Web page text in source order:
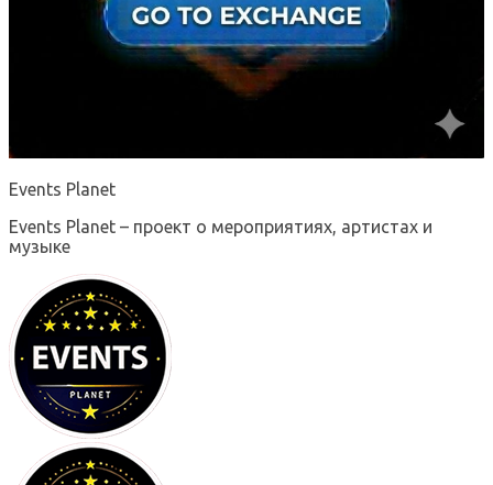
Events Planet
Events Planet – проект о мероприятиях, артистах и
музыке